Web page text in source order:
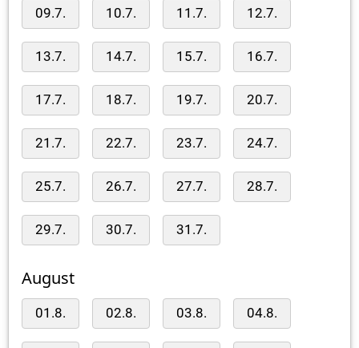
09.7. 10.7. 11.7. 12.7.
13.7. 14.7. 15.7. 16.7.
17.7. 18.7. 19.7. 20.7.
21.7. 22.7. 23.7. 24.7.
25.7. 26.7. 27.7. 28.7.
29.7. 30.7. 31.7.
August
01.8. 02.8. 03.8. 04.8.